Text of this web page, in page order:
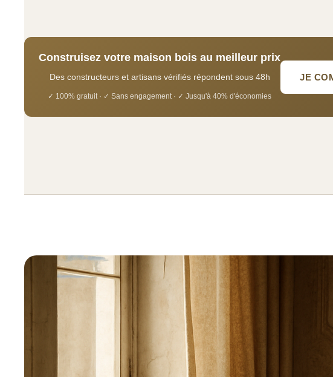
Construisez votre maison bois au meilleur prix
Des constructeurs et artisans vérifiés répondent sous 48h
✓ 100% gratuit · ✓ Sans engagement · ✓ Jusqu'à 40% d'économies
JE